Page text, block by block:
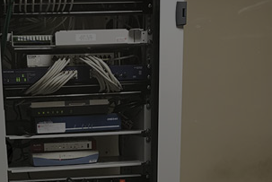
Tableau Electrique